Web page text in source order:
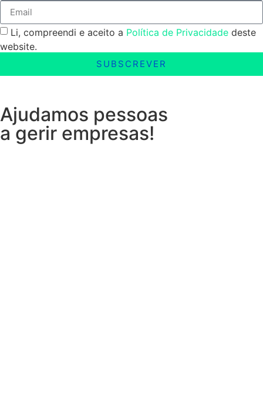
Li, compreendi e aceito a Política de Privacidade deste
website.
SUBSCREVER
Ajudamos pessoas
a gerir empresas!